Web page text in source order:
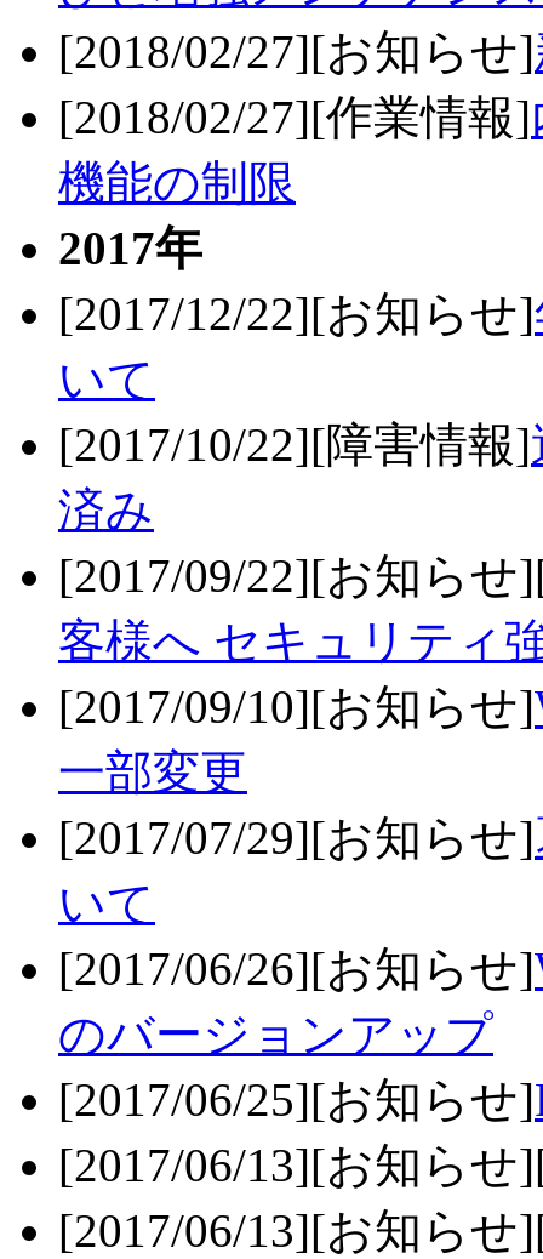
[2018/02/27][お知らせ]
[2018/02/27][作業情報]
機能の制限
2017年
[2017/12/22][お知らせ]
いて
[2017/10/22][障害情報]
済み
[2017/09/22][お知らせ
客様へ セキュリティ
[2017/09/10][お知らせ]
一部変更
[2017/07/29][お知らせ]
いて
[2017/06/26][お知らせ]
のバージョンアップ
[2017/06/25][お知らせ]
[2017/06/13][お知らせ
[2017/06/13][お知らせ